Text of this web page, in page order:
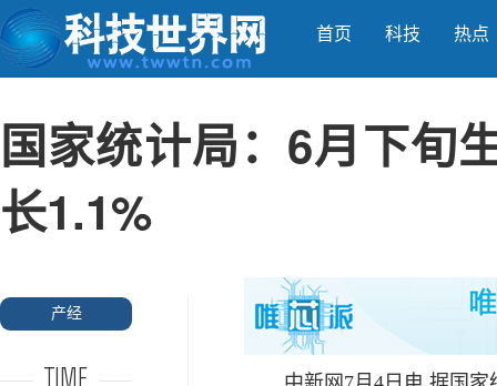
首页 科技 热点
国家统计局：6月下旬
长1.1%
产经